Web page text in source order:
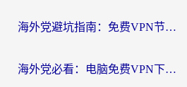
海外党避坑指南：免费VPN节点真的靠谱吗？教你选对回国加速器无缝访问国内资源
海外党必看：电脑免费VPN下载指南+回国加速器选择全攻略，告别地区限制